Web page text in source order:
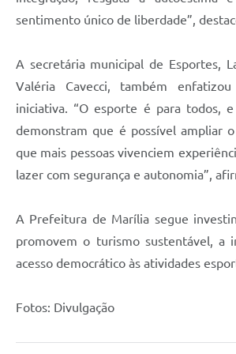
sentimento único de liberdade”,
A secretária municipal de Esportes,
Valéria Cavecci, também
iniciativa. “O esporte é para todos,
demonstram que é possível ampliar
que mais pessoas vivenciem
lazer com segurança e autonomia”,
A Prefeitura de Marília segue
promovem o turismo sustentável, a
acesso democrático às atividades
Fotos: Divulgação